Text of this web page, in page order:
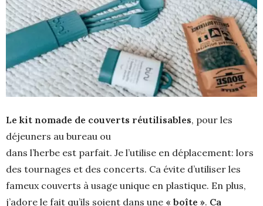
Le kit nomade de couverts réutilisables, pour les
déjeuners au bureau ou
dans l’herbe est parfait. Je l’utilise en déplacement: lors
des tournages et des concerts. Ca évite d’utiliser les
fameux couverts à usage unique en plastique. En plus,
j’adore le fait qu’ils soient dans une « boîte ». Ca